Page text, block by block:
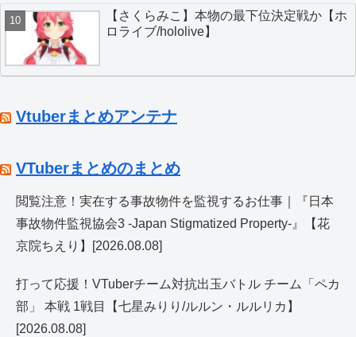
【さくらみこ】本物の最下位決定戦か【ホ
ロライブ/hololive】
Vtuberまとめアンテナ
VTuberまとめのまとめ
閲覧注意！実在する事故物件を監視するお仕事｜『日本
事故物件監視協会3 -Japan Stigmatized Property-』【花
京院ちえり】[2026.08.08]
打って応援！VTuberチーム対抗出玉バトル チーム「ペカ
部」 本戦 1戦目【七星みりり/ルルン・ルルリカ】
[2026.08.08]